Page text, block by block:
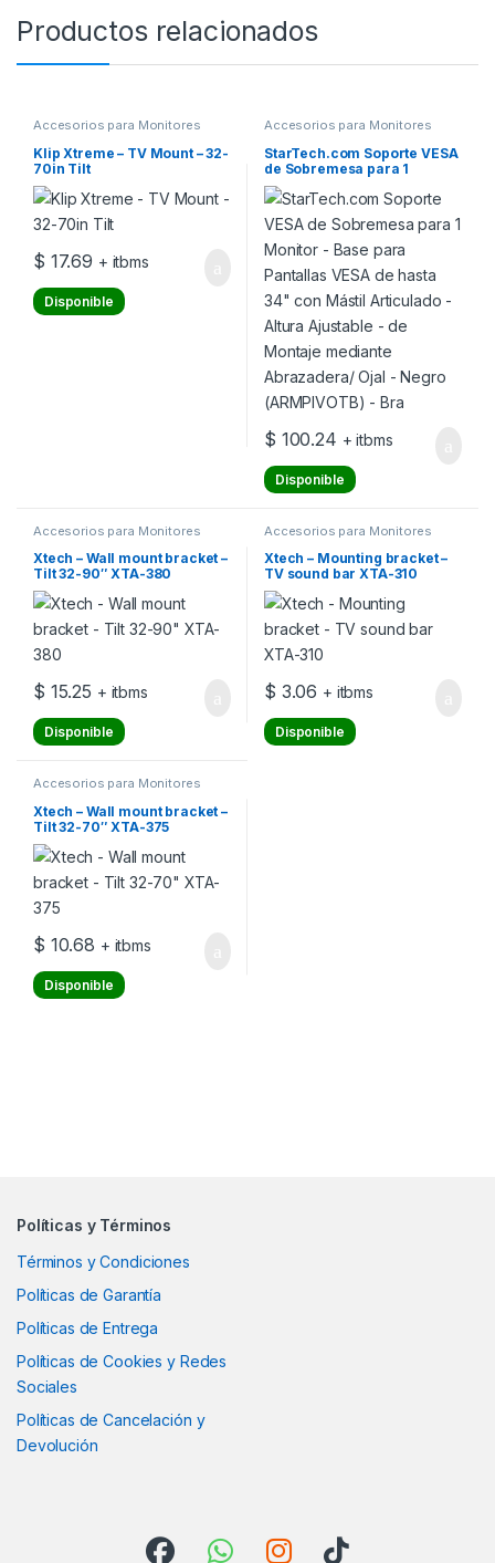
Productos relacionados
Accesorios para Monitores
Klip Xtreme – TV Mount – 32-
70in Tilt
$ 17.69 + itbms
Disponible
Accesorios para Monitores
StarTech.com Soporte VESA
de Sobremesa para 1
Monitor – Base para
Pantallas VESA de hasta 34″
con Mástil Articulado –
Altura Ajustable – de
Montaje mediante
Abrazadera/ Ojal – Negro
(ARMPIVOTB) – Bra
$ 100.24 + itbms
Disponible
Accesorios para Monitores
Xtech – Wall mount bracket –
Tilt 32-90″ XTA-380
$ 15.25 + itbms
Disponible
Accesorios para Monitores
Xtech – Mounting bracket –
TV sound bar XTA-310
$ 3.06 + itbms
Disponible
Accesorios para Monitores
Xtech – Wall mount bracket –
Tilt 32-70″ XTA-375
$ 10.68 + itbms
Disponible
Políticas y Términos
Términos y Condiciones
Políticas de Garantía
Políticas de Entrega
Políticas de Cookies y Redes
Sociales
Políticas de Cancelación y
Devolución